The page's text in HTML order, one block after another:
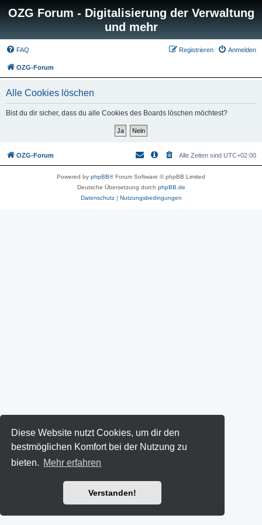
Diese Website nutzt Cookies, um dir den
bestmöglichen Komfort bei der Nutzung zu
bieten. Mehr erfahren
Verstanden!
OZG Forum - Digitalisierung der Verwaltung
und mehr
FAQ Anmelden
Registrieren
OZG-Forum
Alle Cookies löschen
Bist du dir sicher, dass du alle Cookies des Boards löschen möchtest?
OZG-Forum Alle Zeiten sind UTC+02:00
Powered by phpBB® Forum Software © phpBB Limited
Deutsche Übersetzung durch phpBB.de
Datenschutz| Nutzungsbedingungen